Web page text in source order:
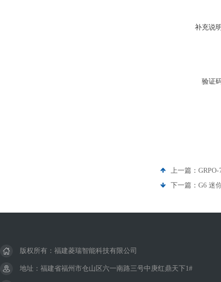
补充说
验证
上一篇：
下一篇： G6 迷
版权所有：福建菱瑞智能科技有限公司
地址：福建省福州市仓山区六一南路三号中庚红鼎天下1#